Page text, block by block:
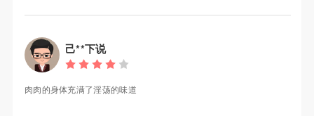
己**下说
肉肉的身体充满了淫荡的味道